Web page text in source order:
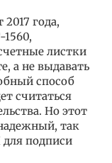
года,
листки
а не выдавать
способ
считаться
Но этот
так
подписи